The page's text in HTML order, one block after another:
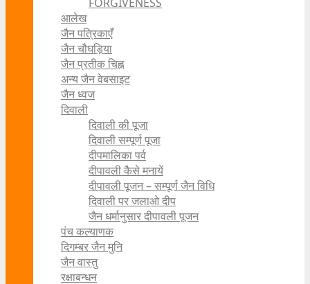
आलेख
जैन पत्रिकाएँ
जैन चौघड़िया
जैन प्रतीक चिह्न
अन्य जैन वेबसाइट
जैन ध्वज
दिवाली
दिवाली की पूजा
दिवाली सम्पूर्ण पूजा
दीपमालिका पर्व
दीपावली कैसे मनायें
दीपावली पूजन – सम्पूर्ण जैन विधि
दिवाली पर जलाओ दीप
जैन धर्मानुसार दीपावली पूजन
पंच कल्याणक
दिगम्बर जैन मुनि
जैन वास्तु
रक्षाबन्धन